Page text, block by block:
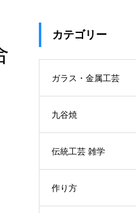
カテゴリー
ガラス・金属工芸
九谷焼
伝統工芸 雑学
作り方